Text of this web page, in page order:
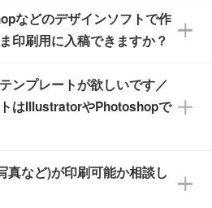
お早めのご発注をお願いい
日換算です。
数がかかります。
入れ替えや、オリジナル
ておりません。
ミュレーター」を使えば、
にデザインを作成できま
ても安心です。
ービス
にて無料でデザインデー
す。
などのデザインソフトで作
印刷用に入稿できますか？
、CLIP STUDIOなどのデ
わりのデザインを作成した
稿
アップロードしてご入稿
ンプレートが欲しいです／
はIllustratorやPhotoshopで
ンプレートのご用意があり
『印刷方法・テンプレー
真など)が印刷可能か相談し